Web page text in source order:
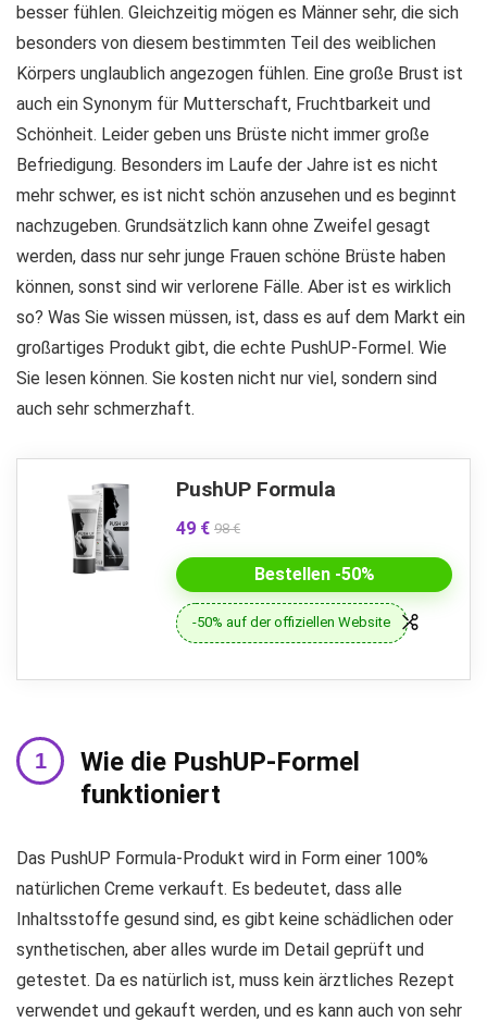
besser fühlen. Gleichzeitig mögen es Männer sehr, die sich
besonders von diesem bestimmten Teil des weiblichen
Körpers unglaublich angezogen fühlen. Eine große Brust ist
auch ein Synonym für Mutterschaft, Fruchtbarkeit und
Schönheit. Leider geben uns Brüste nicht immer große
Befriedigung. Besonders im Laufe der Jahre ist es nicht
mehr schwer, es ist nicht schön anzusehen und es beginnt
nachzugeben. Grundsätzlich kann ohne Zweifel gesagt
werden, dass nur sehr junge Frauen schöne Brüste haben
können, sonst sind wir verlorene Fälle. Aber ist es wirklich
so? Was Sie wissen müssen, ist, dass es auf dem Markt ein
großartiges Produkt gibt, die echte PushUP-Formel. Wie
Sie lesen können. Sie kosten nicht nur viel, sondern sind
auch sehr schmerzhaft.
PushUP Formula
49 € 98 €
Bestellen -50%
-50% auf der offiziellen Website
Wie die PushUP-Formel
funktioniert
Das PushUP Formula-Produkt wird in Form einer 100%
natürlichen Creme verkauft. Es bedeutet, dass alle
Inhaltsstoffe gesund sind, es gibt keine schädlichen oder
synthetischen, aber alles wurde im Detail geprüft und
getestet. Da es natürlich ist, muss kein ärztliches Rezept
verwendet und gekauft werden, und es kann auch von sehr